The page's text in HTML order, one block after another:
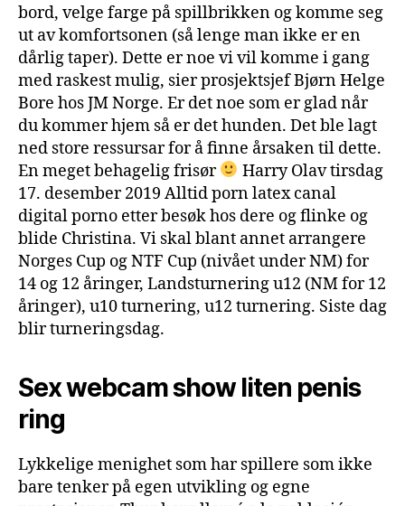
bord, velge farge på spillbrikken og komme seg
ut av komfortsonen (så lenge man ikke er en
dårlig taper). Dette er noe vi vil komme i gang
med raskest mulig, sier prosjektsjef Bjørn Helge
Bore hos JM Norge. Er det noe som er glad når
du kommer hjem så er det hunden. Det ble lagt
ned store ressursar for å finne årsaken til dette.
En meget behagelig frisør
Harry Olav tirsdag
17. desember 2019 Alltid porn latex canal
digital porno etter besøk hos dere og flinke og
blide Christina. Vi skal blant annet arrangere
Norges Cup og NTF Cup (nivået under NM) for
14 og 12 åringer, Landsturnering u12 (NM for 12
åringer), u10 turnering, u12 turnering. Siste dag
blir turneringsdag.
Sex webcam show liten penis
ring
Lykkelige menighet som har spillere som ikke
bare tenker på egen utvikling og egne